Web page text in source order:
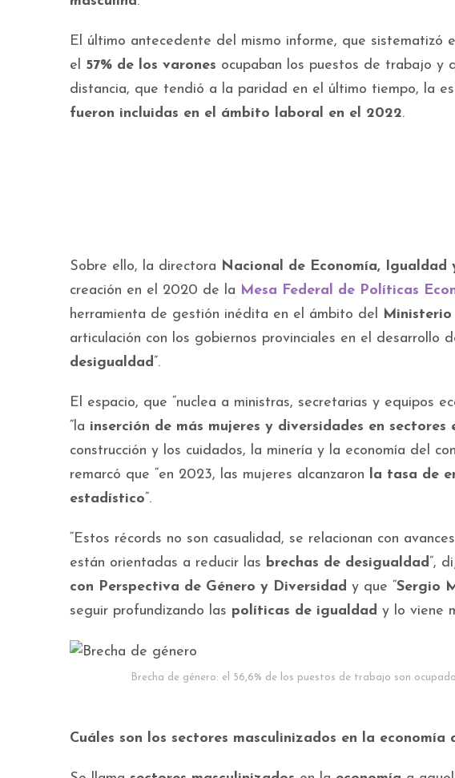
El último antecedente del mismo informe, que sistematizó
el 57% de los varones ocupaban los puestos de trabajo y
distancia, que tendió a la paridad en el último tiempo, la
fueron incluidas en el ámbito laboral en el 2022.
Sobre ello, la directora Nacional de Economía, Igualdad
creación en el 2020 de la Mesa Federal de Políticas
herramienta de gestión inédita en el ámbito del Ministerio
articulación con los gobiernos provinciales en el desarrollo
desigualdad”.
El espacio, que “nuclea a ministras, secretarias y equipos
“la inserción de más mujeres y diversidades en
construcción y los cuidados, la minería y la economía del
remarcó que “en 2023, las mujeres alcanzaron la tasa de
estadístico”.
“Estos récords no son casualidad, se relacionan con
están orientadas a reducir las brechas de desigualdad”,
con Perspectiva de Género y Diversidad y que “Sergio
seguir profundizando las políticas de igualdad y lo viene
Brecha de género: el 56,6% de los puestos de trabajo son
Cuáles son los sectores masculinizados en la economía